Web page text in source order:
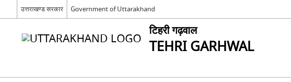
उत्तराखण्ड सरकार Government of Uttarakhand
टिहरी गढ़वाल
TEHRI GARHWAL